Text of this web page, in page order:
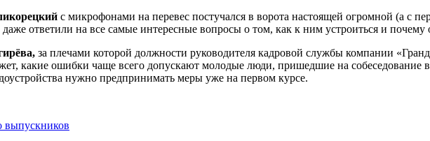
с микрофонами на перевес постучался в ворота настоящей огромной (а с
ответили на все самые интересные вопросы о том, как к ним устроиться и почему
за плечами которой должности руководителя кадровой службы компании
какие ошибки чаще всего допускают молодые люди, пришедшие на собеседование
нужно предпринимать меры уже на первом курсе.
выпускников